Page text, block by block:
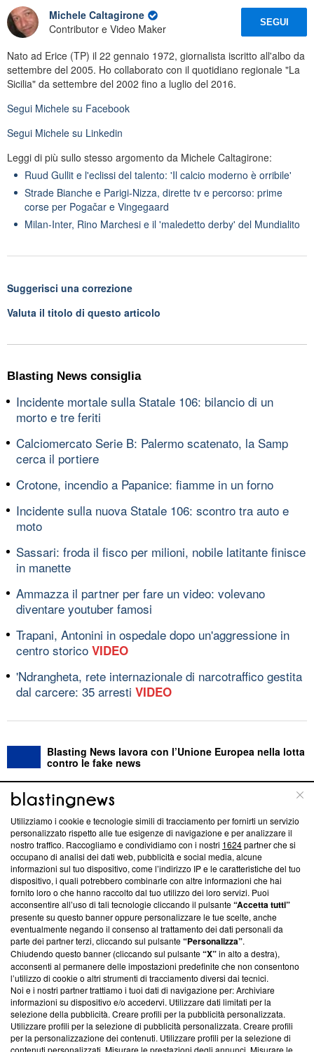
Michele Caltagirone
Contributor e Video Maker
SEGUI
Nato ad Erice (TP) il 22 gennaio 1972, giornalista iscritto all'albo da
settembre del 2005. Ho collaborato con il quotidiano regionale "La
Sicilia" da settembre del 2002 fino a luglio del 2016.
Segui Michele su Facebook
Segui Michele su Linkedin
Leggi di più sullo stesso argomento da Michele Caltagirone:
Ruud Gullit e l'eclissi del talento: 'Il calcio moderno è orribile'
Strade Bianche e Parigi-Nizza, dirette tv e percorso: prime
corse per Pogačar e Vingegaard
Milan-Inter, Rino Marchesi e il 'maledetto derby' del Mundialito
Suggerisci una correzione
Valuta il titolo di questo articolo
Blasting News consiglia
Incidente mortale sulla Statale 106: bilancio di un
morto e tre feriti
Calciomercato Serie B: Palermo scatenato, la Samp
cerca il portiere
Crotone, incendio a Papanice: fiamme in un forno
Incidente sulla nuova Statale 106: scontro tra auto e
moto
Sassari: froda il fisco per milioni, nobile latitante finisce
in manette
Ammazza il partner per fare un video: volevano
diventare youtuber famosi
Trapani, Antonini in ospedale dopo un'aggressione in
centro storico VIDEO
'Ndrangheta, rete internazionale di narcotraffico gestita
dal carcere: 35 arresti VIDEO
Blasting News lavora con l’Unione Europea nella lotta
contro le fake news
ABOUT LINEA EDITORIALE
Questa sezione offre informazioni trasparenti su Blasting
News, sui nostri processi editoriali e su come ci impegniamo a
creare news di qualità. Inoltre, afferma la nostra aderenza a
‘Trust Project - News with Integrity’Blasting News non è
ancora membro del programma, ma ha richiesto di farne
parte; Trust Project non ha ancora effettuato una verifica di
conformità agli standard.
Su di noi
Team editoriale
Corporate
Redazione
Utilizziamo i cookie e tecnologie simili di tracciamento per fornirti un servizio
personalizzato rispetto alle tue esigenze di navigazione e per analizzare il
nostro traffico. Raccogliamo e condividiamo con i nostri 1624partner che si
occupano di analisi dei dati web, pubblicità e social media, alcune
informazioni sul tuo dispositivo, come l’indirizzo IP e le caratteristiche del tuo
dispositivo, i quali potrebbero combinarle con altre informazioni che hai
fornito loro o che hanno raccolto dal tuo utilizzo dei loro servizi. Puoi
acconsentire all’uso di tali tecnologie cliccando il pulsante“Accetta tutti”
presente su questo banner oppure personalizzare le tue scelte, anche
eventualmente negando il consenso al trattamento dei dati personali da
parte dei partner terzi, cliccando sul pulsante“Personalizza”.
Chiudendo questo banner (cliccando sul pulsante“X”in alto a destra),
acconsenti al permanere delle impostazioni predefinite che non consentono
l’utilizzo di cookie o altri strumenti di tracciamento diversi dai tecnici.
Noi e i nostri partner trattiamo i tuoi dati di navigazione per: Archiviare
informazioni su dispositivo e/o accedervi. Utilizzare dati limitati per la
selezione della pubblicità. Creare profili per la pubblicità personalizzata.
Utilizzare profili per la selezione di pubblicità personalizzata. Creare profili
per la personalizzazione dei contenuti. Utilizzare profili per la selezione di
contenuti personalizzati. Misurare le prestazioni degli annunci. Misurare le